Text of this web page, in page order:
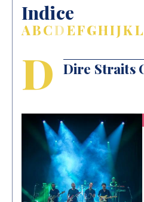
Indice
ABCDEFGHIJKL
D Dire Straits